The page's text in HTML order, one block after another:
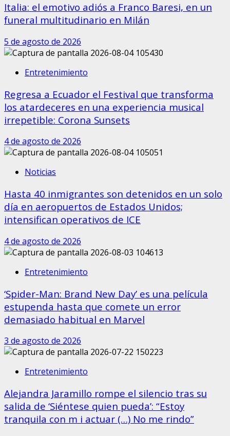
Italia: el emotivo adiós a Franco Baresi, en un
funeral multitudinario en Milán
5 de agosto de 2026
Entretenimiento
Regresa a Ecuador el Festival que transforma
los atardeceres en una experiencia musical
irrepetible: Corona Sunsets
4 de agosto de 2026
Noticias
Hasta 40 inmigrantes son detenidos en un solo
día en aeropuertos de Estados Unidos;
intensifican operativos de ICE
4 de agosto de 2026
Entretenimiento
‘Spider-Man: Brand New Day’ es una película
estupenda hasta que comete un error
demasiado habitual en Marvel
3 de agosto de 2026
Entretenimiento
​Alejandra Jaramillo rompe el silencio tras su
salida de ‘Siéntese quien pueda’: “Estoy
tranquila con m i actuar (…) No me rindo”